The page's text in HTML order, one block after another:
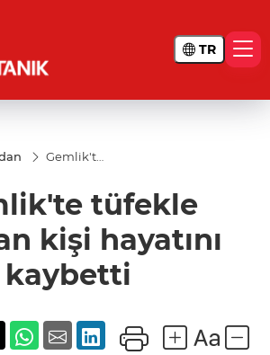
TR
Gemlik'te
kişi
hayatını
kaybetti
tüfekle
kişi hayatını
kaybetti